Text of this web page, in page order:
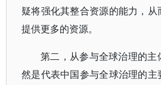
疑将强化其整合资源的能力，
提供更多的资源。
第二，从参与全球治理的主
然是代表中国参与全球治理的主